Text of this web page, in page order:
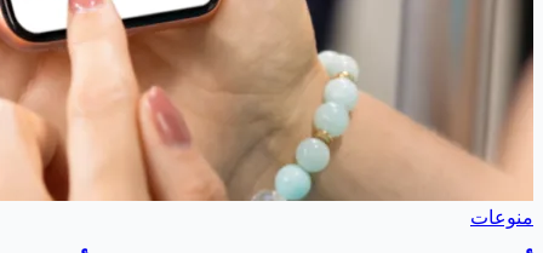
منوعات